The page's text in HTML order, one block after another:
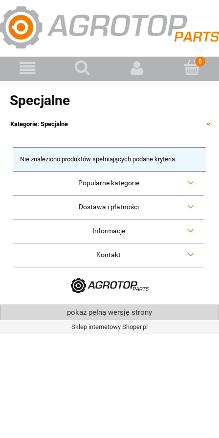
Specjalne
Kategorie: Specjalne
Nie znaleziono produktów spełniających podane kryteria.
Popularne kategorie
Dostawa i płatności
Informacje
Kontakt
pokaż pełną wersję strony
Sklep internetowy Shoper.pl